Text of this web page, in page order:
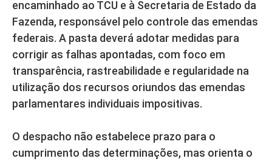
encaminhado ao TCU e à Secretaria de Estado da
Fazenda, responsável pelo controle das emendas
federais. A pasta deverá adotar medidas para
corrigir as falhas apontadas, com foco em
transparência, rastreabilidade e regularidade na
utilização dos recursos oriundos das emendas
parlamentares individuais impositivas.
O despacho não estabelece prazo para o
cumprimento das determinações, mas orienta o